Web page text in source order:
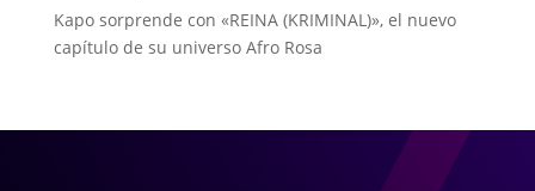
Kapo sorprende con «REINA (KRIMINAL)», el nuevo
capítulo de su universo Afro Rosa